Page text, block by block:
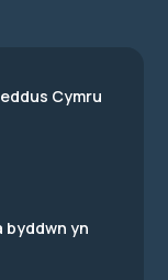
Cymru
byddwn yn